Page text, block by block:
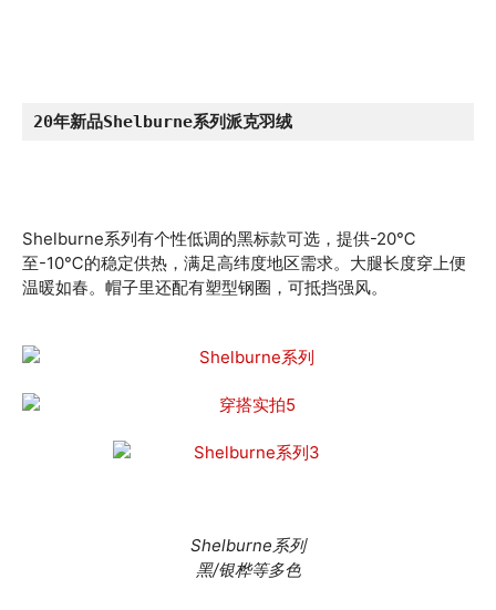
20年新品Shelburne系列派克羽绒
Shelburne系列有个性低调的黑标款可选，提供-20℃
至-10℃的稳定供热，满足高纬度地区需求。大腿长度穿上便
温暖如春。帽子里还配有塑型钢圈，可抵挡强风。
Shelburne系列
黑/银桦等多色